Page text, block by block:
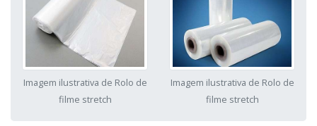
Imagem ilustrativa de Rolo de
filme stretch
Imagem ilustrativa de Rolo de
filme stretch